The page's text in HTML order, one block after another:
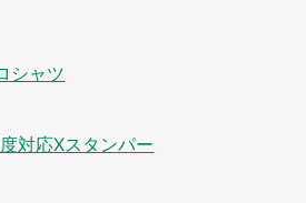
シャツ
対応Xスタンパー